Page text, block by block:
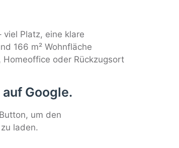
Platz, eine klare
166 m² Wohnfläche
oder Rückzugsort
Google.
um den
laden.